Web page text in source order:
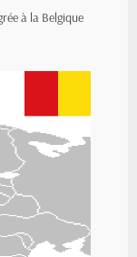
à la Belgique